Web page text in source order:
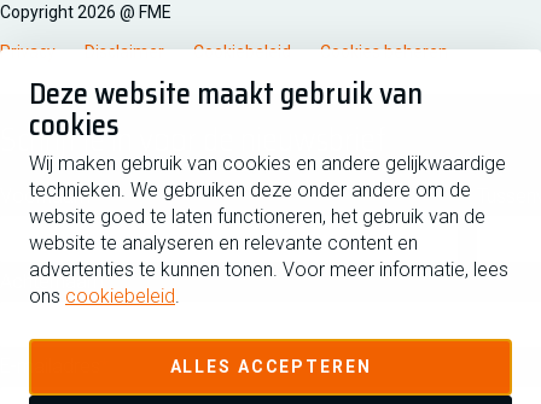
Deze website maakt gebruik van
cookies
Wij maken gebruik van cookies en andere gelijkwaardige
technieken. We gebruiken deze onder andere om de
website goed te laten functioneren, het gebruik van de
website te analyseren en relevante content en
advertenties te kunnen tonen. Voor meer informatie, lees
ons cookiebeleid.
ALLES ACCEPTEREN
Copyright 2026 @ FME
Privacy Disclaimer Cookiebeleid Cookies beheren
Schrijf je in voor de nieuwsbrief
Voornaam
Achternaam